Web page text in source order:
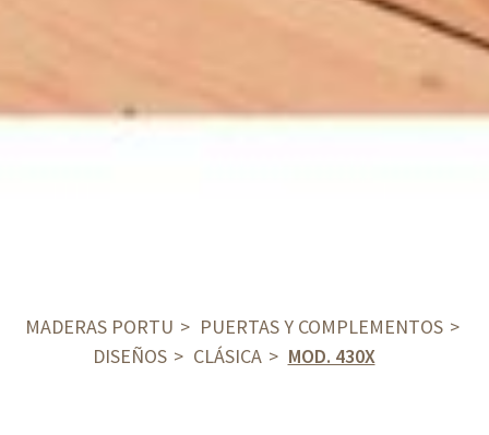
MADERAS PORTU
PUERTAS Y COMPLEMENTOS
DISEÑOS
CLÁSICA MOD. 430X